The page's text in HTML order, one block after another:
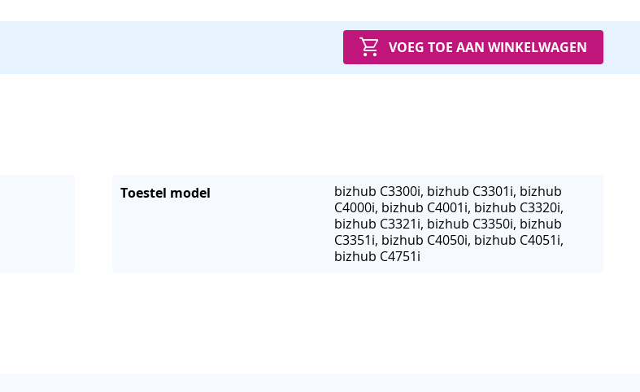
VOEG TOE AAN WINKELWAGEN
Toestel model
bizhub C3300i, bizhub C3301i, bizhub
C4000i, bizhub C4001i, bizhub C3320i,
bizhub C3321i, bizhub C3350i, bizhub
C3351i, bizhub C4050i, bizhub C4051i,
bizhub C4751i